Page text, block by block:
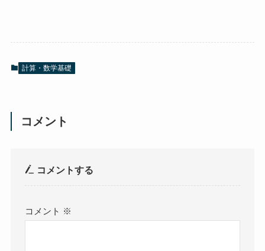
e
b
k
er
計算・数学基礎
コメント
コメントする
コメント ※